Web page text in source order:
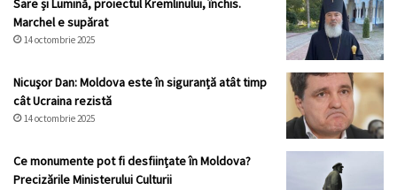
Sare și Lumină, proiectul Kremlinului, închis.
Marchel e supărat
14 octombrie 2025
Nicuşor Dan: Moldova este în siguranță atât timp
cât Ucraina rezistă
14 octombrie 2025
Ce monumente pot fi desființate în Moldova?
Precizările Ministerului Culturii